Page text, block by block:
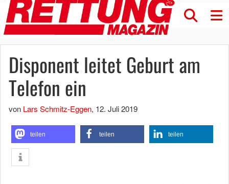
Disponent leitet Geburt am
Telefon ein
von Lars Schmitz-Eggen, 12. Juli 2019
teilen teilen teilen